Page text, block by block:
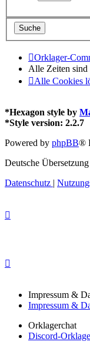
Orklager-
Alle Zeiten sind
Alle Cookies
*Hexagon style by
*Style version: 2.2.7
Powered by phpBB®
Deutsche
Datenschutz |
Impressum &
Impressum &
Orklagerchat
Discord-